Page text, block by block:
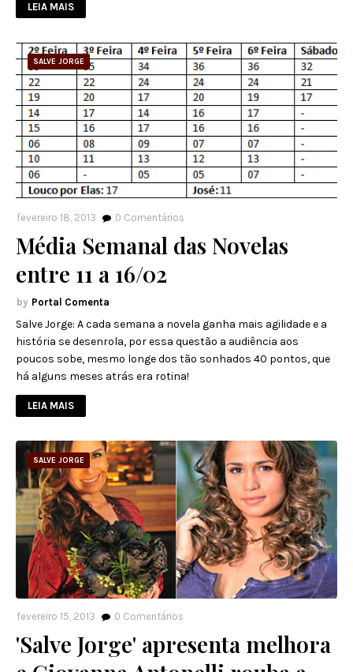
LEIA MAIS
SALVE JORGE
fevereiro 18, 2013 0 Comentários
Média Semanal das Novelas
entre 11 a 16/02
Portal Comenta
Salve Jorge: A cada semana a novela ganha mais agilidade e a
história se desenrola, por essa questão a audiência aos
poucos sobe, mesmo longe dos tão sonhados 40 pontos, que
há alguns meses atrás era rotina!
LEIA MAIS
SALVE JORGE
fevereiro 15, 2013 0 Comentários
'Salve Jorge' apresenta melhora